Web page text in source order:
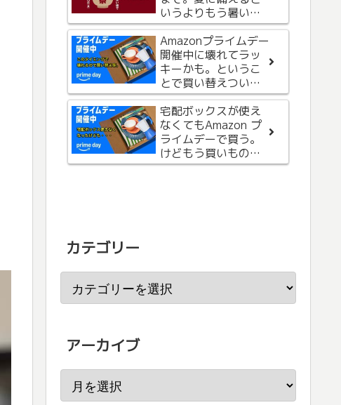
いうよりもう暑いの
で、お気に入りを購
入
Amazonプライムデー
開催中に壊れてラッ
キーかも。というこ
とで買い替えついで
に本も購入。
宅配ボックスが使え
なくてもAmazon プ
ライムデーで買う。
けどもう買いもの終
了です。
入。自分史上、一番
高価で気に入ったバ
ンドレビュー（２）
Apple Watchのガイ
ド付きフィルムを購
入。貼り付け失敗続
きからの脱出＆楽な
のが嬉しい（3枚セッ
ト）
6月29日は、肉の
日！ということで、
松屋で「国産雪国育
ち厚切りトンテキ定
食」を食べました
カテゴリー
アーカイブ